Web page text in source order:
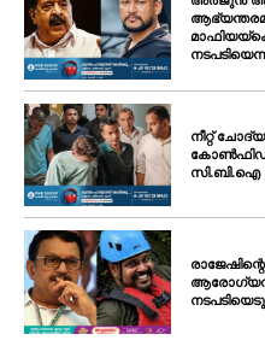
PALA VISION
About
Contact us
Subscription Plans
My account
Grievance Redressal
നീറ്റ്
സി.ബി.ഐ